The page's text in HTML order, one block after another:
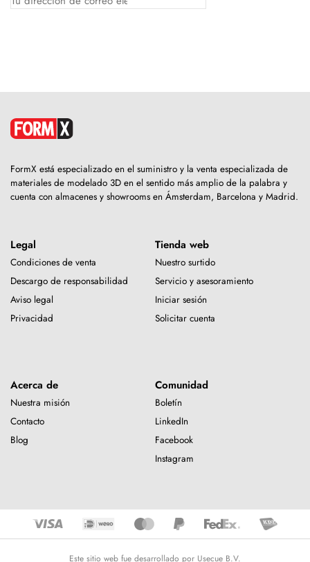
FormX está especializado en el suministro y la venta especializada de
materiales de modelado 3D en el sentido más amplio de la palabra y
cuenta con almacenes y showrooms en Ámsterdam, Barcelona y Madrid.
Legal
Condiciones de venta
Descargo de responsabilidad
Aviso legal
Privacidad
Tienda web
Nuestro surtido
Servicio y asesoramiento
Iniciar sesión
Solicitar cuenta
Acerca de
Nuestra misión
Contacto
Blog
Comunidad
Boletín
LinkedIn
Facebook
Instagram
Este sitio web fue desarrollado por Usecue B.V.